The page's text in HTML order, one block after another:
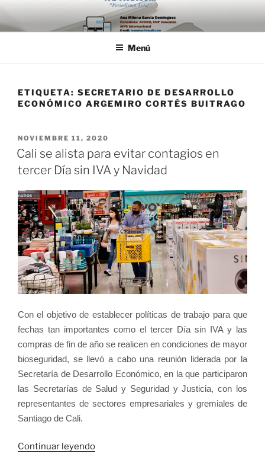
Saltar
al
contenido
Menú
ETIQUETA: SECRETARIO DE DESARROLLO
ECONÓMICO ARGEMIRO CORTÉS BUITRAGO
PUBLICADO
EL
NOVIEMBRE 11, 2020
Cali se alista para evitar contagios en
tercer Día sin IVA y Navidad
Con el objetivo de establecer políticas de trabajo para que
fechas tan importantes como el tercer Día sin IVA y las
compras de fin de año se realicen en condiciones de mayor
bioseguridad, se llevó a cabo una reunión liderada por la
Secretaría de Desarrollo Económico, en la que participaron
las Secretarías de Salud y Seguridad y Justicia, con los
representantes de sectores empresariales y gremiales de
Santiago de Cali.
Continuar leyendo«Cali